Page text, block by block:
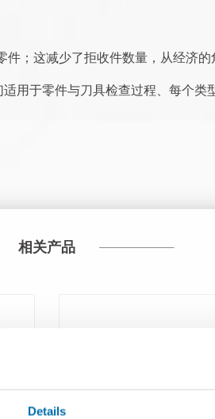
Details
；这减少了拒收件数量，从经济的
用于零件与刀具检查过程、每个
相关产品